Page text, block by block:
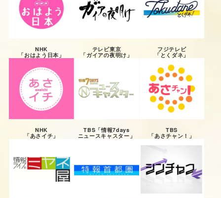
NHK
「おはよう日本」
テレビ東京
「ガイアの夜明け」
フジテレビ
「とくダネ」
NHK
「あさイチ」
TBS「情報7days
ニュースキャスター」
TBS
「あさチャン！」